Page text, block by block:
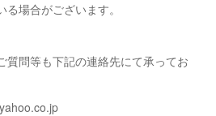
場合がございます。
質問等も下記の連絡先にて承ってお